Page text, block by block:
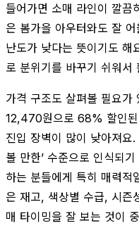
들어가면 소매 라인이 깔끔
은 봄가을 아우터와도 잘
난도가 낮다는 뜻이기도 해
로 분위기를 바꾸기 쉬워서
가격 구조도 살펴볼 필요
12,470원으로 68% 할인
진입 장벽이 많이 낮아져요
볼 만한’ 수준으로 인식되
하는 분들에게 특히 매력적
은 재고, 색상별 수급, 시즌
매 타이밍을 잘 보는 것이